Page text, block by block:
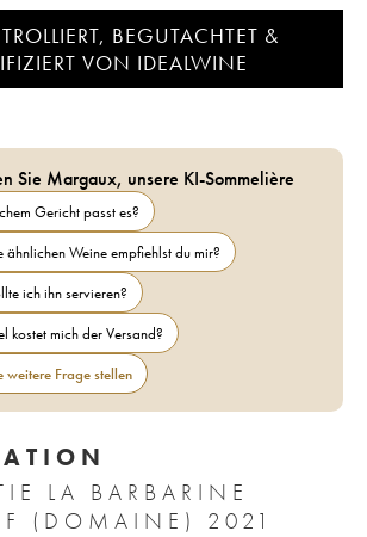
BEGUTACHTET &
VON IDEALWINE
Sie Margaux, unsere KI-Sommelière
Gericht passt es?
ähnlichen Weine empfiehlst du mir?
ich ihn servieren?
kostet mich der Versand?
weitere Frage stellen
LA BARBARINE
GANGLOFF (DOMAINE) 2021